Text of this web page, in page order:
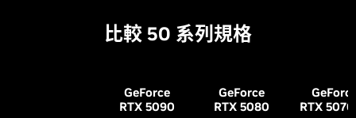
比較 50 系列規格
GeForce
RTX 5090
GeForce
RTX 5080
RTX